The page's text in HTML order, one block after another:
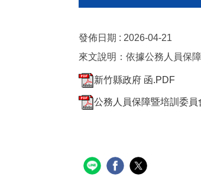
發佈日期 : 2026-04-21
來文說明：依據公務人員保
新竹縣政府 函.PDF
公務人員保障暨培訓委